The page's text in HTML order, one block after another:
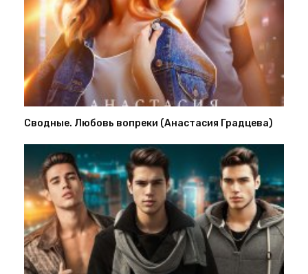
Сводные. Любовь вопреки (Анастасия Градцева)